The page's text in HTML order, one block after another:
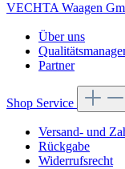
VECHTA Waagen
Über uns
Partner
Shop Service
Versand- und
Rückgabe
Widerrufsrecht